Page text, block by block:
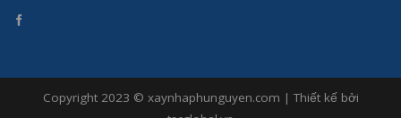
Copyright 2023 © xaynhaphunguyen.com | Thiết kế bởi